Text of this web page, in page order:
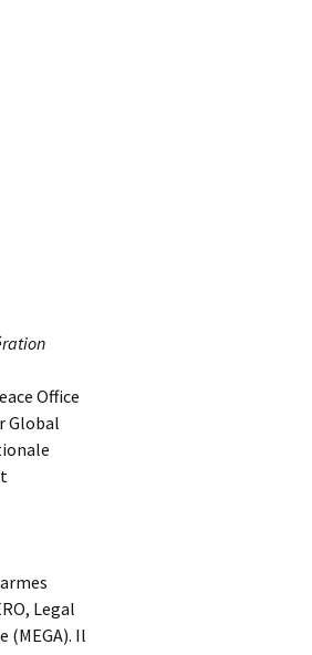
Office
Global
Legal
(MEGA). Il